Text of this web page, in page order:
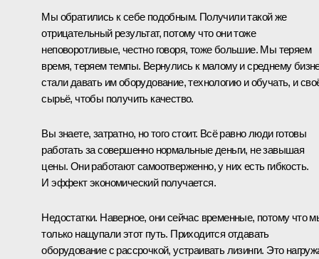
Мы обратились к себе подобным. Получили такой же
отрицательный результат, потому что они тоже
неповоротливые, честно говоря, тоже большие. Мы теряем
время, теряем темпы. Вернулись к малому и среднему
стали давать им оборудование, технологию и обучать, и
сырьё, чтобы получить качество.
Вы знаете, затратно, но того стоит. Всё равно люди готовы
работать за совершенно нормальные деньги, не завышая
цены. Они работают самоотверженно, у них есть гибкость.
И эффект экономический получается.
Недостатки. Наверное, они сейчас временные, потому что
только нащупали этот путь. Приходится отдавать
оборудование с рассрочкой, устраивать лизинги. Это